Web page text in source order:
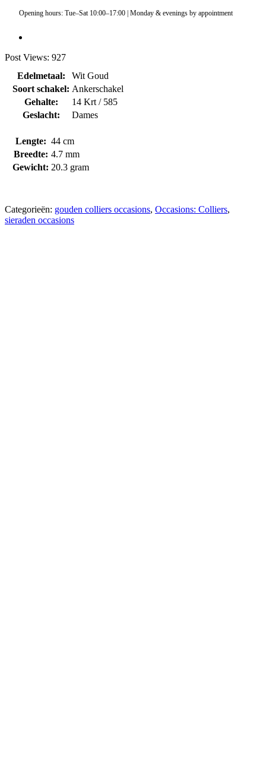
Opening hours: Tue–Sat 10:00–17:00 | Monday & evenings by appointment
Post Views: 927
Edelmetaal:
Wit Goud
Soort schakel: Ankerschakel
Gehalte:
14 Krt / 585
Geslacht:
Dames
Lengte: 44 cm
Breedte: 4.7 mm
Gewicht: 20.3 gram
Categorieën: gouden colliers occasions, Occasions: Colliers,
sieraden occasions